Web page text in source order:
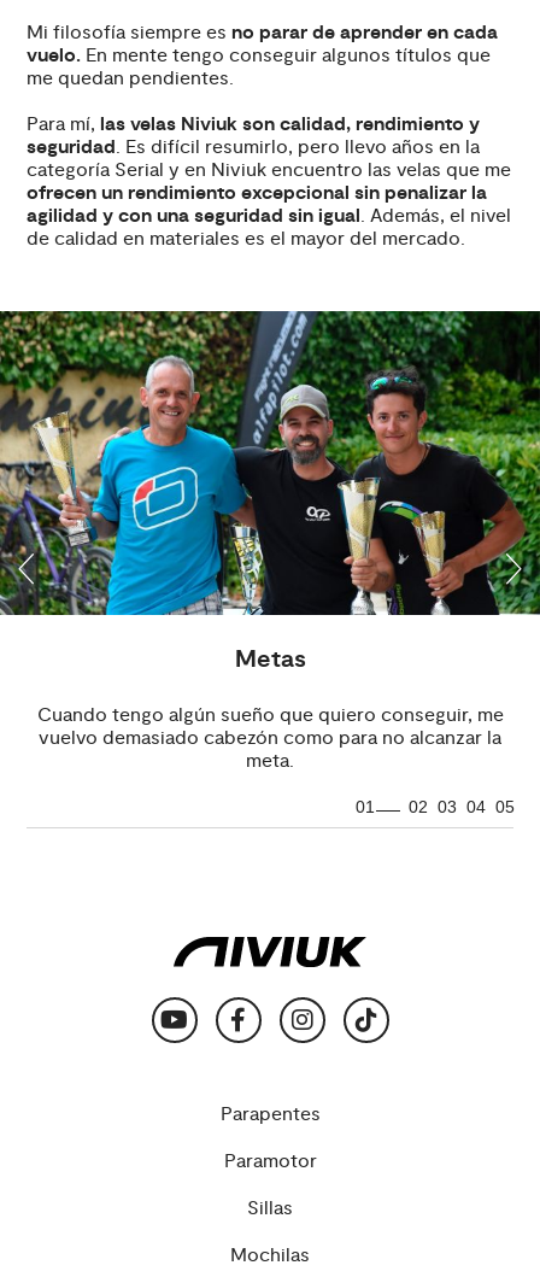
Mi filosofía siempre esno parar de aprender en cada
vuelo. En mente tengo conseguir algunos títulos que
me quedan pendientes.
Para mí,las velas Niviuk son calidad, rendimiento y
seguridad. Es difícil resumirlo, pero llevo años en la
categoría Serial y en Niviuk encuentro las velas que me
ofrecen un rendimiento excepcional sin penalizar la
agilidad y con una seguridad sin igual. Además, el nivel
de calidad en materiales es el mayor del mercado.
Metas
Cuando tengo algún sueño que quiero conseguir, me
vuelvo demasiado cabezón como para no alcanzar la
meta.
01 02 03 04 05
Parapentes
Paramotor
Sillas
Mochilas